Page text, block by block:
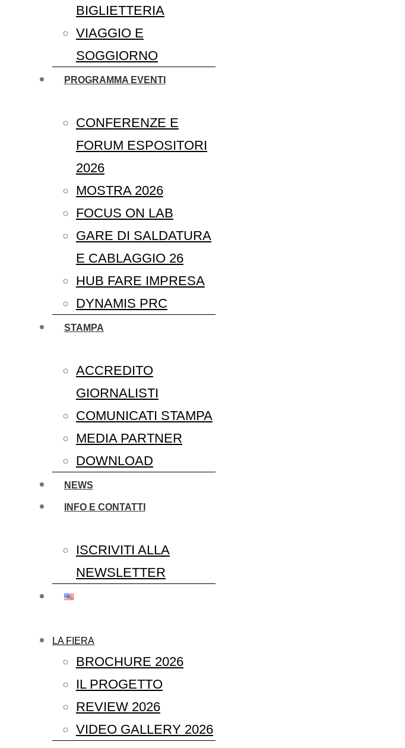
BIGLIETTERIA
VIAGGIO E
SOGGIORNO
PROGRAMMA EVENTI
CONFERENZE E
FORUM ESPOSITORI
2026
MOSTRA 2026
FOCUS ON LAB
GARE DI SALDATURA
E CABLAGGIO 26
HUB FARE IMPRESA
DYNAMIS PRC
STAMPA
ACCREDITO
GIORNALISTI
COMUNICATI STAMPA
MEDIA PARTNER
DOWNLOAD
NEWS
INFO E CONTATTI
ISCRIVITI ALLA
NEWSLETTER
LA FIERA
BROCHURE 2026
IL PROGETTO
REVIEW 2026
VIDEO GALLERY 2026